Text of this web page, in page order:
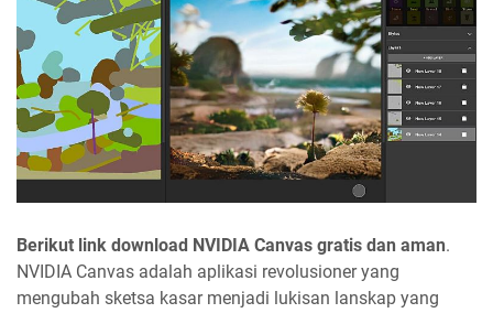
Berikut link download NVIDIA Canvas gratis dan aman.
NVIDIA Canvas adalah aplikasi revolusioner yang
mengubah sketsa kasar menjadi lukisan lanskap yang